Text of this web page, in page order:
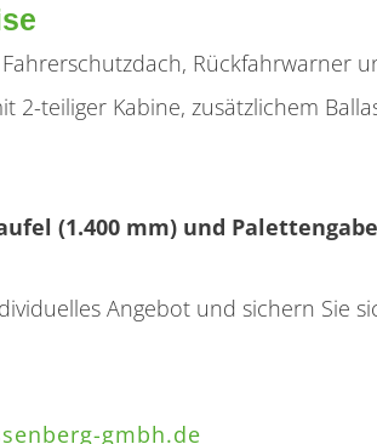
Rückfahrwarner
2-teiliger Kabine, zusätzlichem
(1.400 mm) und
Angebot und sichern Sie
gmbh.de